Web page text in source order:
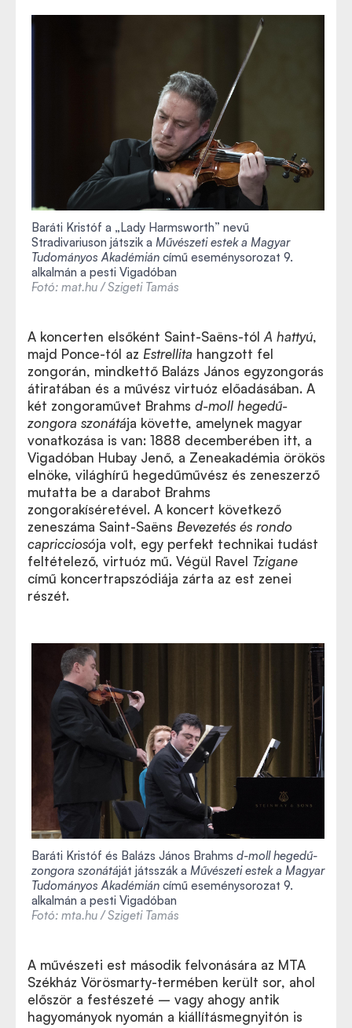
Baráti Kristóf a „Lady Harmsworth” nevű
Stradivariuson játszik a Művészeti estek a Magyar
Tudományos Akadémián című eseménysorozat 9.
alkalmán a pesti Vigadóban
Fotó: mat.hu / Szigeti Tamás
A koncerten elsőként Saint-Saëns-tól A hattyú,
majd Ponce-tól az Estrellita hangzott fel
zongorán, mindkettő Balázs János egyzongorás
átiratában és a művész virtuóz előadásában. A
két zongoraművet Brahms d-moll hegedű-
zongora szonátája követte, amelynek magyar
vonatkozása is van: 1888 decemberében itt, a
Vigadóban Hubay Jenő, a Zeneakadémia örökös
elnöke, világhírű hegedűművész és zeneszerző
mutatta be a darabot Brahms
zongorakíséretével. A koncert következő
zeneszáma Saint-Saëns Bevezetés és rondo
capricciosója volt, egy perfekt technikai tudást
feltételező, virtuóz mű. Végül Ravel Tzigane
című koncertrapszódiája zárta az est zenei
részét.
Baráti Kristóf és Balázs János Brahms d-moll hegedű-
zongora szonátáját játsszák a Művészeti estek a Magyar
Tudományos Akadémián című eseménysorozat 9.
alkalmán a pesti Vigadóban
Fotó: mta.hu / Szigeti Tamás
A művészeti est második felvonására az MTA
Székház Vörösmarty-termében került sor, ahol
először a festészeté – vagy ahogy antik
hagyományok nyomán a kiállításmegnyitón is